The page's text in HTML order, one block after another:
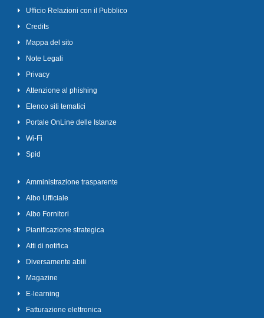
Ufficio Relazioni con il Pubblico
Credits
Mappa del sito
Note Legali
Privacy
Attenzione al phishing
Elenco siti tematici
Portale OnLine delle Istanze
Wi-Fi
Spid
Amministrazione trasparente
Albo Ufficiale
Albo Fornitori
Pianificazione strategica
Atti di notifica
Diversamente abili
Magazine
E-learning
Fatturazione elettronica